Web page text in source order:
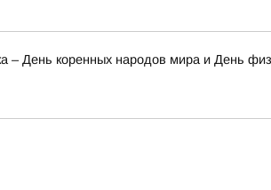
– День коренных народов мира и День